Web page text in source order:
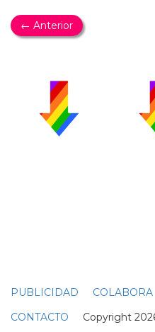
← Anterior
PUBLICIDAD COLABORA
CONTACTO Copyright